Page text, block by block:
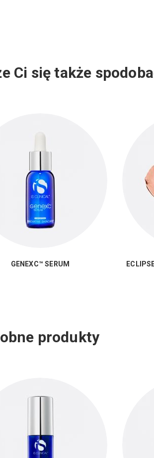
Ci się także
GENEXC™ SERUM
produkty